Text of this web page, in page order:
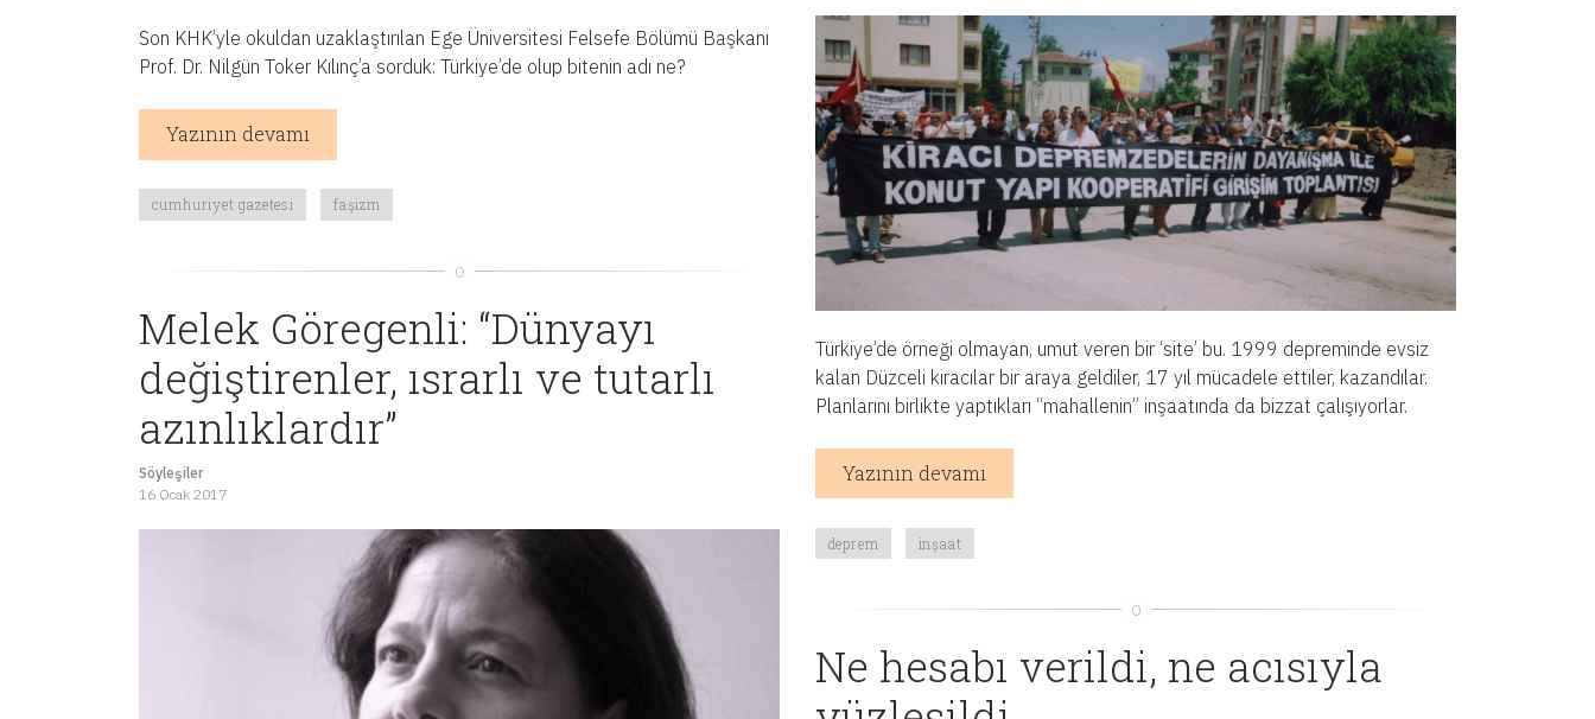
Son KHK’yle okuldan uzaklaştırılan Ege Üniversitesi Felsefe Bölümü Başkanı
Prof. Dr. Nilgün Toker Kılınç’a sorduk: Türkiye’de olup bitenin adı ne?
Yazının devamı
cumhuriyet gazetesi faşizm
Melek Göregenli: “Dünyayı
değiştirenler, ısrarlı ve tutarlı
azınlıklardır”
Söyleşiler
16 Ocak 2017
Türkiye’de örneği olmayan, umut veren bir ‘site’ bu. 1999 depreminde evsiz
kalan Düzceli kiracılar bir araya geldiler, 17 yıl mücadele ettiler, kazandılar.
Planlarını birlikte yaptıkları “mahallenin” inşaatında da bizzat çalışıyorlar.
Yazının devamı
deprem inşaat
Ne hesabı verildi, ne acısıyla